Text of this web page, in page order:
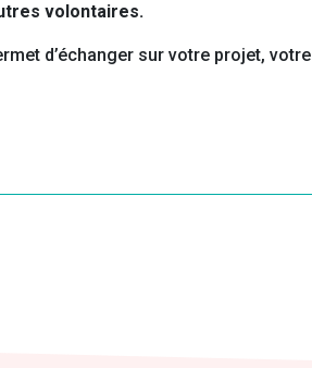
volontaires.
d’échanger sur votre projet, votre